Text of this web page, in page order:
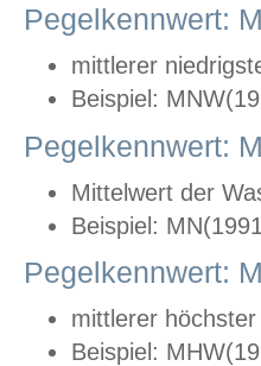
Pegelkennwert:
mittlerer
Beispiel:
Pegelkennwert:
Mittelwert der
Beispiel:
Pegelkennwert:
mittlerer
Beispiel: